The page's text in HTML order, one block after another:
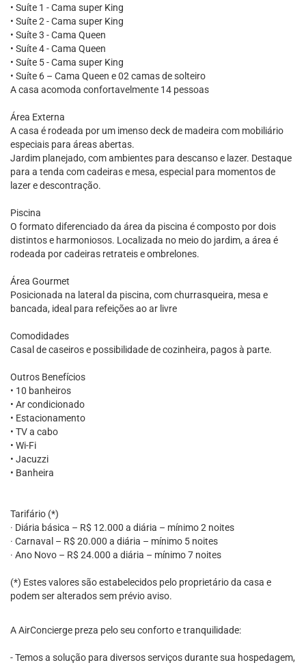
• Suíte 1 - Cama super King
• Suíte 2 - Cama super King
• Suíte 3 - Cama Queen
• Suíte 4 - Cama Queen
• Suíte 5 - Cama super King
• Suíte 6 – Cama Queen e 02 camas de solteiro
A casa acomoda confortavelmente 14 pessoas
Área Externa
A casa é rodeada por um imenso deck de madeira com mobiliário
especiais para áreas abertas.
Jardim planejado, com ambientes para descanso e lazer. Destaque
para a tenda com cadeiras e mesa, especial para momentos de
lazer e descontração.
Piscina
O formato diferenciado da área da piscina é composto por dois
distintos e harmoniosos. Localizada no meio do jardim, a área é
rodeada por cadeiras retrateis e ombrelones.
Área Gourmet
Posicionada na lateral da piscina, com churrasqueira, mesa e
bancada, ideal para refeições ao ar livre
Comodidades
Casal de caseiros e possibilidade de cozinheira, pagos à parte.
Outros Benefícios
• 10 banheiros
• Ar condicionado
• Estacionamento
• TV a cabo
• Wi-Fi
• Jacuzzi
• Banheira
Tarifário (*)
· Diária básica – R$ 12.000 a diária – mínimo 2 noites
· Carnaval – R$ 20.000 a diária – mínimo 5 noites
· Ano Novo – R$ 24.000 a diária – mínimo 7 noites
(*) Estes valores são estabelecidos pelo proprietário da casa e
podem ser alterados sem prévio aviso.
A AirConcierge preza pelo seu conforto e tranquilidade:
- Temos a solução para diversos serviços durante sua hospedagem,